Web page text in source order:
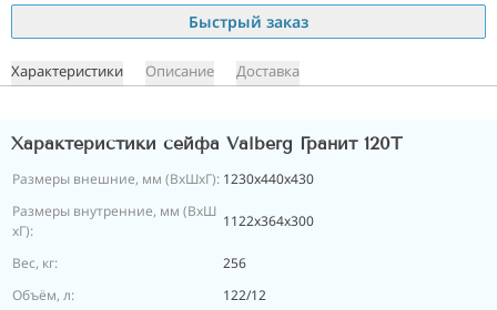
Быстрый заказ
Характеристики Описание Доставка
Характеристики сейфа Valberg Гранит 120Т
Размеры внешние, мм (ВхШхГ): 1230x440x430
Размеры внутренние, мм (ВхШ
хГ):
1122x364x300
Вес, кг:
256
Объём, л:
122/12